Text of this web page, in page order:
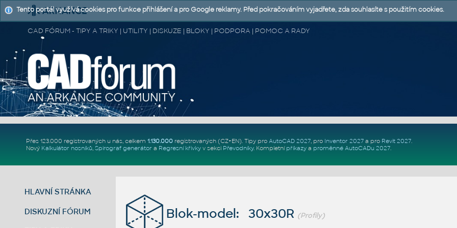
CAD FÓRUM - TIPY A TRIKY | UTILITY | DISKUZE | BLOKY | PODPORA | POMOC A RADY
Přes 123.000 registrovaných u nás, celkem 1.130.000registrovaných (CZ+EN). Tipy pro AutoCAD 2027, pro Inventor 2027a pro Revit 2027.
Nový Kalkulátor nosníků, Spirograf generátor a Regresní křivkyv sekci Převodníky. Kompletní příkazya proměnné AutoCADu 2027.
HLAVNÍ STRÁNKA
DISKUZNÍ FÓRUM Blok-model: 30x30R (Profily)
Tento portál využívá cookies pro funkce přihlášení a pro Google reklamy. Před pokračováním vyjadřete, zda souhlasíte s použitím cookies.